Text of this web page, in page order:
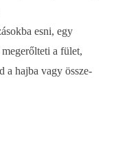
esni, egy
a fület,
a hajba vagy össze-